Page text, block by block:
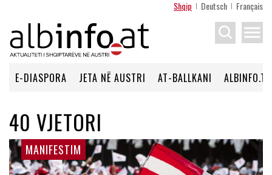
Shqip Deutsch Français
menu
E-DIASPORA JETA NË AUSTRI AT-BALLKANI ALBINFO.TV
40 VJETORI
MANIFESTIM